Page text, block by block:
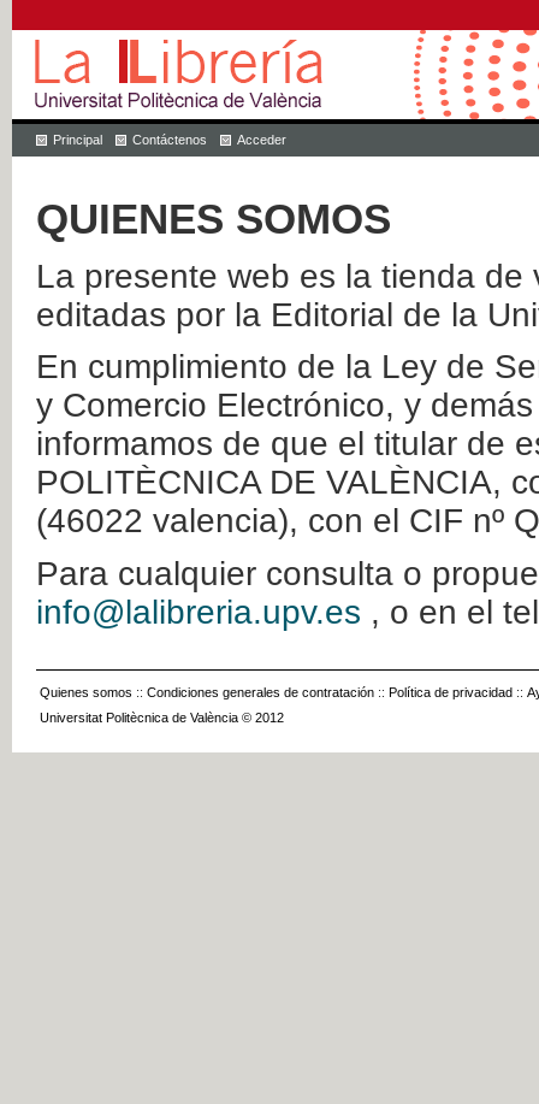
Principal Contáctenos Acceder
QUIENES SOMOS
La presente web es la tienda
editadas por la Editorial de la
En cumplimiento de la Ley de
y Comercio Electrónico, y
informamos de que el titular de
POLITÈCNICA DE VALÈNCIA,
(46022 valencia), con el CIF nº
Para cualquier consulta o
info@lalibreria.upv.es , o en el
Quienes somos :: Condiciones generales de contratación :: Política de privacidad ::
Universitat Politècnica de València © 2012